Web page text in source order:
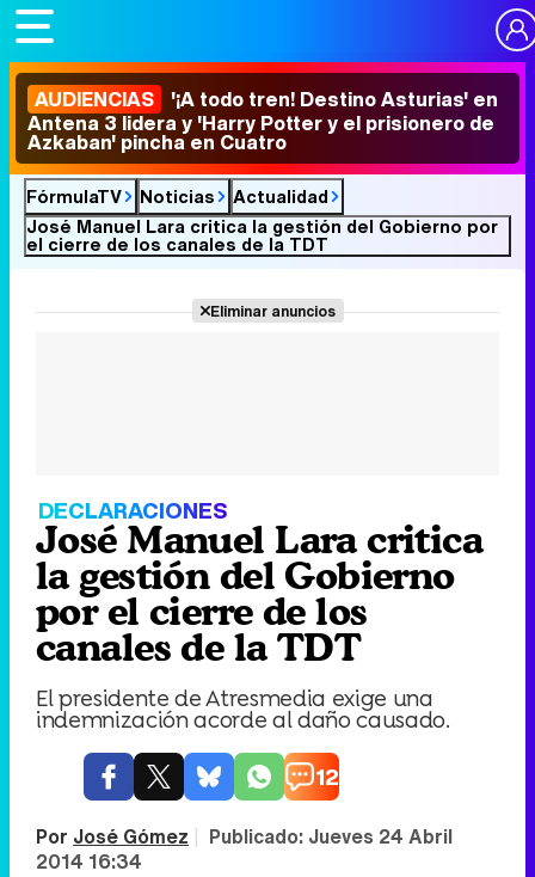
AUDIENCIAS '¡A todo tren! Destino Asturias' en
Antena 3 lidera y 'Harry Potter y el prisionero de
Azkaban' pincha en Cuatro
FórmulaTV Noticias
Actualidad
José Manuel Lara critica la gestión del Gobierno por
el cierre de los canales de la TDT
Eliminar anuncios
DECLARACIONES
José Manuel Lara critica
la gestión del Gobierno
por el cierre de los
canales de la TDT
El presidente de Atresmedia exige una
indemnización acorde al daño causado.
12
Por José Gómez | Publicado: Jueves 24 Abril
2014 16:34